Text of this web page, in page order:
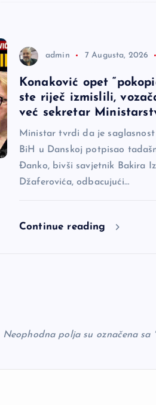
admin 7 Augusta, 2026
Konaković opet
ste riječ izmislili,
već sekretar
Ministar tvrdi da je
BiH u Danskoj potpisao
Đanko, bivši savjetnik Bakira
Džaferovića, odbacujući…
Continue reading
Neophodna polja su označena sa *